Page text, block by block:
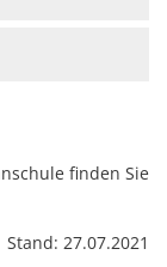
finden Sie
Stand: 27.07.2021